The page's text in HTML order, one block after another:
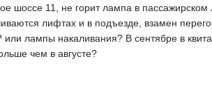
шоссе 11, не горит лампа в пассажирском
лифтах и в подъезде, взамен
лампы накаливания? В сентябре в
чем в августе?